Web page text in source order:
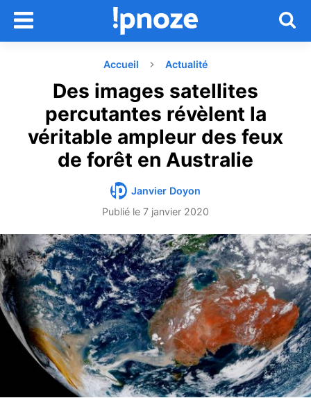
Accueil Actualité
Des images satellites
percutantes révèlent la
véritable ampleur des feux
de forêt en Australie
Janvier Doyon
Publié le 7 janvier 2020